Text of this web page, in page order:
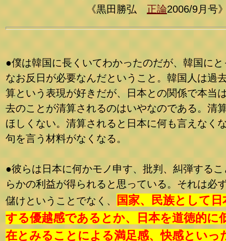
《黒田勝弘 正論2006/9月号
●僕は韓国に長くいてわかったのだが、韓国にと
なお反日が必要なんだということ。韓国人は過
算という表現が好きだが、日本との関係で本当
去のことが清算されるのはいやなのである。清
ほしくない。清算されると日本に何も言えなく
句を言う材料がなくなる。
●彼らは日本に何かモノ申す、批判、糾弾するこ
らかの利益が得られると思っている。それは必
儲けということでなく、
国家、民族として日
する優越感であるとか、日本を道徳的に
在とみることによる満足感、快感といっ